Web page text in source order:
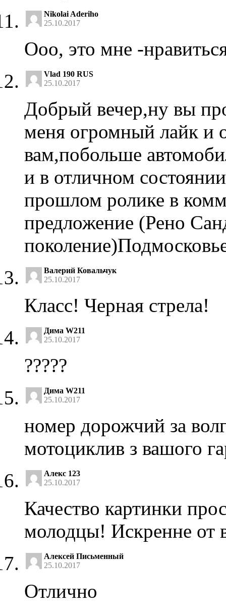
Nikolai Aderiho
25.10.2017
Ооо, это мне -
Vlad 190 RUS
25.10.2017
Добрый вечер,ну вы
меня огромный лайк и
вам,побольше
и в отличном
прошлом ролике в
предложение (Рено
Валерий Ковальчук
25.10.2017
Класс! Черная стрела!
Дима W211
25.10.2017
?????
Дима W211
25.10.2017
номер дорожчий за
мотоциклив з вашого
Алекс 123
25.10.2017
Качество картинки
молодцы! Искренне от
Алексей Письменный
25.10.2017
Отлично